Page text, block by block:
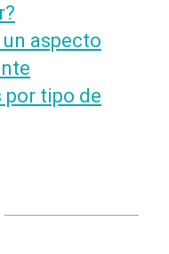
aspecto
por tipo de